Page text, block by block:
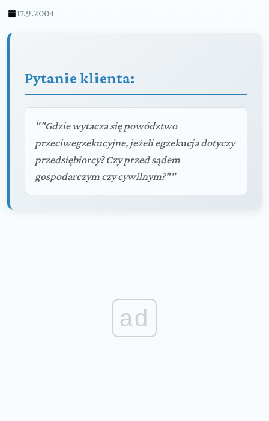
17.9.2004
Pytanie klienta:
""Gdzie wytacza się powództwo
przeciwegzekucyjne, jeżeli egzekucja dotyczy
przedsiębiorcy? Czy przed sądem
gospodarczym czy cywilnym?""
ad